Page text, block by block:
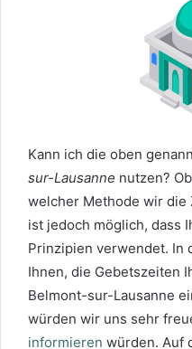
Kann ich die oben
sur-Lausanne nutzen?
welcher Methode wir die
ist jedoch möglich, dass
Prinzipien verwendet. In
Ihnen, die Gebetszeiten
Belmont-sur-Lausanne
würden wir uns sehr
informieren würden. Auf